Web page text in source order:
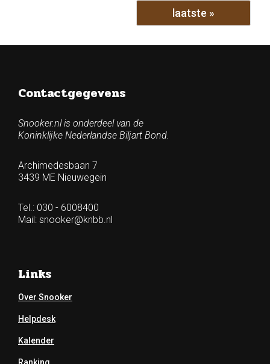
laatste »
Contactgegevens
Snooker.nl is onderdeel van de
Koninklijke Nederlandse Biljart Bond.
Archimedesbaan 7
3439 ME Nieuwegein
Tel.: 030 - 6008400
Mail: snooker@knbb.nl
Links
Over Snooker
Helpdesk
Kalender